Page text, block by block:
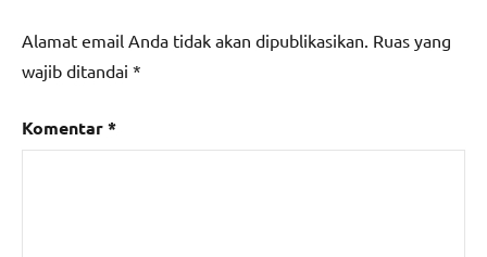
Alamat email Anda tidak akan dipublikasikan. Ruas yang
wajib ditandai *
Komentar*